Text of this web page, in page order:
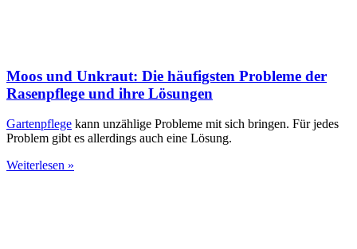
Moos und Unkraut: Die häufigsten Probleme der
Rasenpflege und ihre Lösungen
Gartenpflege kann unzählige Probleme mit sich bringen. Für jedes
Problem gibt es allerdings auch eine Lösung.
Weiterlesen »